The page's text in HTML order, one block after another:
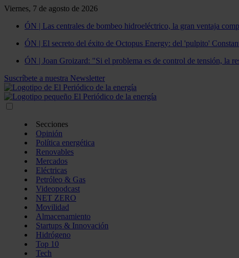
Viernes, 7 de agosto de 2026
ÓN | Las centrales de bombeo hidroeléctrico, la gran ventaja
ÓN | El secreto del éxito de Octopus Energy: del 'pulpito'
ÓN | Joan Groizard: "Si el problema es de control de tensión, la
Suscríbete a nuestra Newsletter
Secciones
Opinión
Política energética
Renovables
Mercados
Eléctricas
Petróleo & Gas
Videopodcast
NET ZERO
Movilidad
Almacenamiento
Startups & Innovación
Hidrógeno
Top 10
Tech